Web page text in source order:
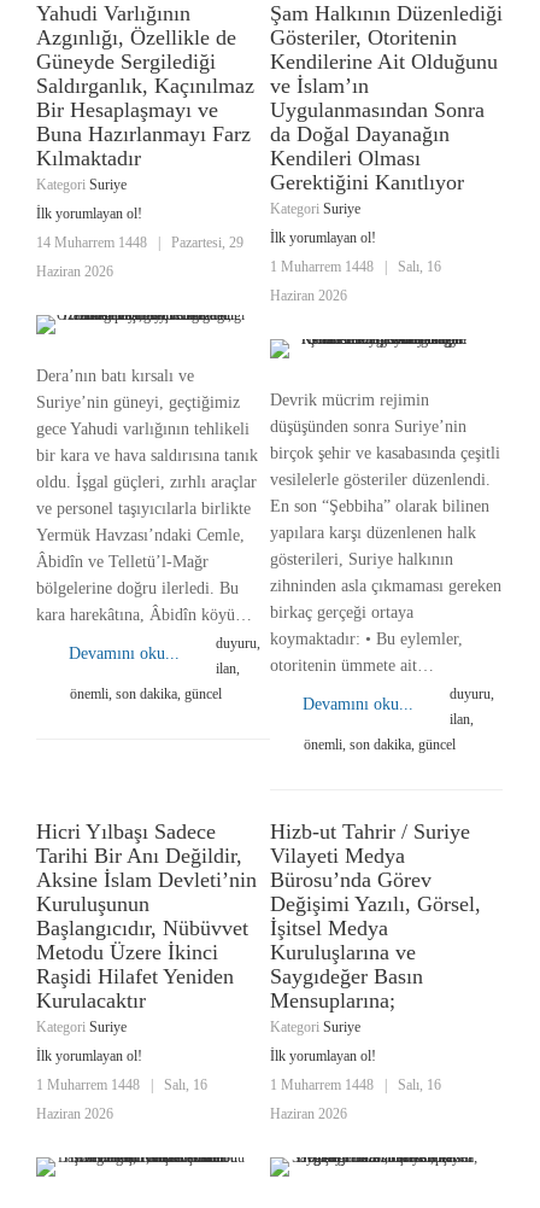
Yahudi Varlığının
Azgınlığı, Özellikle de
Güneyde Sergilediği
Saldırganlık, Kaçınılmaz
Bir Hesaplaşmayı ve
Buna Hazırlanmayı Farz
Kılmaktadır
Kategori Suriye
İlk yorumlayan ol!
14 Muharrem 1448
Pazartesi, 29
Haziran 2026
Dera’nın batı kırsalı ve
Suriye’nin güneyi, geçtiğimiz
gece Yahudi varlığının tehlikeli
bir kara ve hava saldırısına tanık
oldu. İşgal güçleri, zırhlı araçlar
ve personel taşıyıcılarla birlikte
Yermük Havzası’ndaki Cemle,
Âbidîn ve Telletü’l-Mağr
bölgelerine doğru ilerledi. Bu
kara harekâtına, Âbidîn köyü…
Devamını oku...
duyuru,
ilan,
önemli, son dakika, güncel
Şam Halkının Düzenlediği
Gösteriler, Otoritenin
Kendilerine Ait Olduğunu
ve İslam’ın
Uygulanmasından Sonra
da Doğal Dayanağın
Kendileri Olması
Gerektiğini Kanıtlıyor
Kategori Suriye
İlk yorumlayan ol!
1 Muharrem 1448
Salı, 16
Haziran 2026
Devrik mücrim rejimin
düşüşünden sonra Suriye’nin
birçok şehir ve kasabasında çeşitli
vesilelerle gösteriler düzenlendi.
En son “Şebbiha” olarak bilinen
yapılara karşı düzenlenen halk
gösterileri, Suriye halkının
zihninden asla çıkmaması gereken
birkaç gerçeği ortaya
koymaktadır: • Bu eylemler,
otoritenin ümmete ait…
Devamını oku...
duyuru,
ilan,
önemli, son dakika, güncel
Hicri Yılbaşı Sadece
Tarihi Bir Anı Değildir,
Aksine İslam Devleti’nin
Kuruluşunun
Başlangıcıdır, Nübüvvet
Metodu Üzere İkinci
Raşidi Hilafet Yeniden
Kurulacaktır
Kategori Suriye
İlk yorumlayan ol!
1 Muharrem 1448
Salı, 16
Haziran 2026
Hizb-ut Tahrir / Suriye
Vilayeti Medya
Bürosu’nda Görev
Değişimi Yazılı, Görsel,
İşitsel Medya
Kuruluşlarına ve
Saygıdeğer Basın
Mensuplarına;
Kategori Suriye
İlk yorumlayan ol!
1 Muharrem 1448
Salı, 16
Haziran 2026